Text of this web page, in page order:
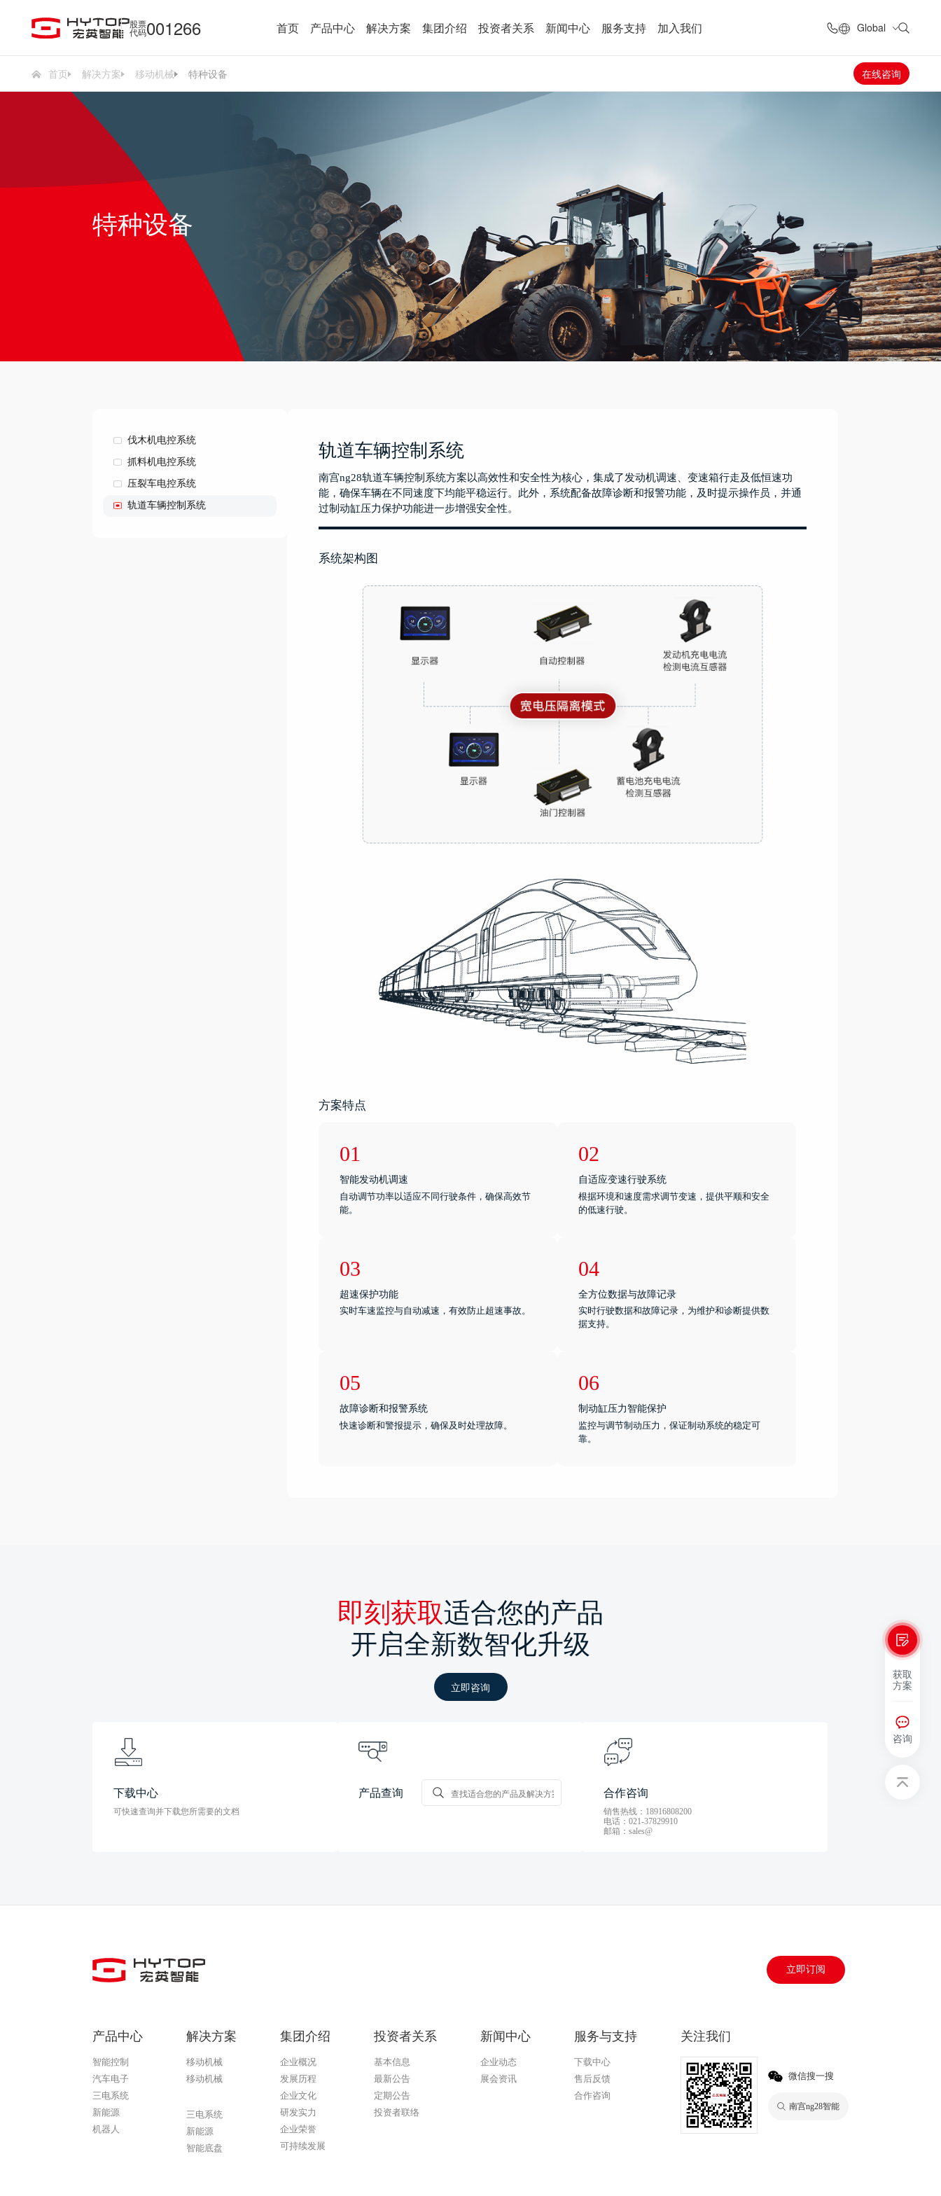
股票
代码001266 首页 产品中心 解决方案 集团介绍 投资者关系 新闻中心 服务支持 加入我们 Global
首页 解决方案 移动机械 特种设备 在线咨询
特种设备
伐木机电控系统
抓料机电控系统
压裂车电控系统
轨道车辆控制系统
轨道车辆控制系统
南宫ng28轨道车辆控制系统方案以高效性和安全性为核心，集成了发动机调速、变速箱行走及低恒速功
能，确保车辆在不同速度下均能平稳运行。此外，系统配备故障诊断和报警功能，及时提示操作员，并通
过制动缸压力保护功能进一步增强安全性。
系统架构图
方案特点
01
智能发动机调速
自动调节功率以适应不同行驶条件，确保高效节
能。
02
自适应变速行驶系统
根据环境和速度需求调节变速，提供平顺和安全
的低速行驶。
03
超速保护功能
实时车速监控与自动减速，有效防止超速事故。
04
全方位数据与故障记录
实时行驶数据和故障记录，为维护和诊断提供数
据支持。
05
故障诊断和报警系统
快速诊断和警报提示，确保及时处理故障。
06
制动缸压力智能保护
监控与调节制动压力，保证制动系统的稳定可
靠。
即刻获取适合您的产品
开启全新数智化升级
立即咨询
下载中心
可快速查询并下载您所需要的文档
产品查询 合作咨询
销售热线：18916808200
电话：021-37829910
邮箱：sales@
获取
方案
咨询
立即订阅
产品中心
智能控制
汽车电子
三电系统
新能源
机器人
解决方案
移动机械
移动机械
三电系统
新能源
智能底盘
集团介绍
企业概况
发展历程
企业文化
研发实力
企业荣誉
可持续发展
投资者关系
基本信息
最新公告
定期公告
投资者联络
新闻中心
企业动态
展会资讯
服务与支持
下载中心
售后反馈
合作咨询
关注我们
微信搜一搜
南宫ng28智能